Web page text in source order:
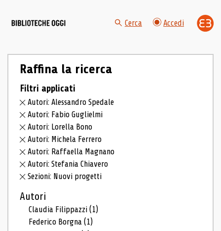
Cerca Accedi
Raffina la ricerca
Filtri applicati
Autori: Alessandro Spedale
Autori: Fabio Guglielmi
Autori: Lorella Bono
Autori: Michela Ferrero
Autori: Raffaella Magnano
Autori: Stefania Chiavero
Sezioni: Nuovi progetti
Autori
Claudia Filippazzi(1)
Federico Borgna(1)